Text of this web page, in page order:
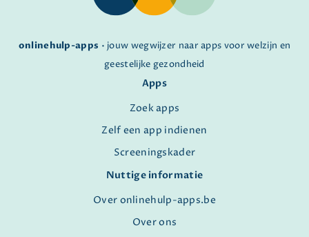
onlinehulp-apps • jouw wegwijzer naar apps voor welzijn en
geestelijke gezondheid
Apps
Zoek apps
Zelf een app indienen
Screeningskader
Nuttige informatie
Over onlinehulp-apps.be
Over ons